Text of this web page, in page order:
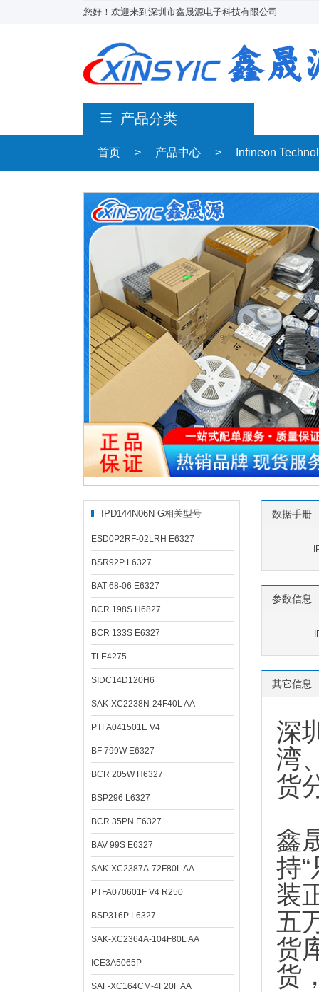
您好！欢迎来到深圳市鑫晟源电子科技有限公司
产品分类
首页 > 产品中心 > Infineon
IPD144N06N G相关型号
ESD0P2RF-02LRH E6327
BSR92P L6327
BAT 68-06 E6327
BCR 198S H6827
BCR 133S E6327
TLE4275
SIDC14D120H6
SAK-XC2238N-24F40L AA
PTFA041501E V4
BF 799W E6327
BCR 205W H6327
BSP296 L6327
BCR 35PN E6327
BAV 99S E6327
SAK-XC2387A-72F80L AA
PTFA070601F V4 R250
BSP316P L6327
SAK-XC2364A-104F80L AA
ICE3A5065P
SAF-XC164CM-4F20F AA
数据手册
参数信息
其它信息
深
湾
货
鑫
持
装
五
货
货